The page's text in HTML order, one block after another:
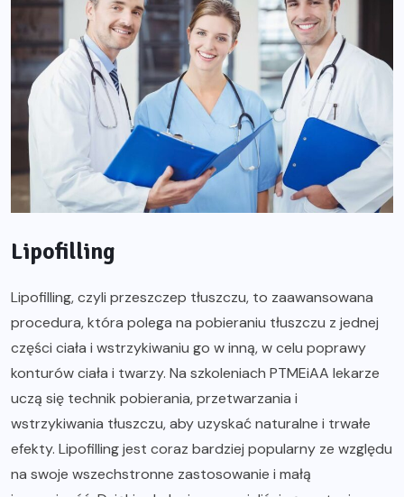
Lipofilling
Lipofilling, czyli przeszczep tłuszczu, to zaawansowana
procedura, która polega na pobieraniu tłuszczu z jednej
części ciała i wstrzykiwaniu go w inną, w celu poprawy
konturów ciała i twarzy. Na szkoleniach PTMEiAA lekarze
uczą się technik pobierania, przetwarzania i
wstrzykiwania tłuszczu, aby uzyskać naturalne i trwałe
efekty. Lipofilling jest coraz bardziej popularny ze względu
na swoje wszechstronne zastosowanie i małą